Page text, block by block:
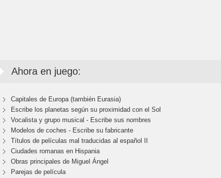
Ahora en juego:
Capitales de Europa (también Eurasia)
Escribe los planetas según su proximidad con el Sol
Vocalista y grupo musical - Escribe sus nombres
Modelos de coches - Escribe su fabricante
Títulos de películas mal traducidas al español II
Ciudades romanas en Hispania
Obras principales de Miguel Ángel
Parejas de película